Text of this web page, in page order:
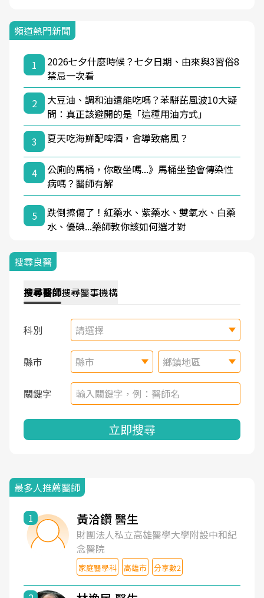
頻道熱門新聞
1
2026七夕什麼時候？七夕日期、由來與3習俗8
禁忌一次看
2
大豆油、調和油還能吃嗎？苯駢芘風波10大疑
問：真正該避開的是「這種用油方式」
3
夏天吃海鮮配啤酒，會導致痛風？
4
公廁的馬桶，你敢坐嗎...》馬桶坐墊會傳染性
病嗎？醫師有解
5
跌倒擦傷了！紅藥水、紫藥水、雙氧水、白藥
水、優碘...藥師教你該如何選才對
搜尋良醫
搜尋醫師搜尋醫事機構
科別 請選擇
縣市 縣市 鄉鎮地區
關鍵字
立即搜尋
最多人推薦醫師
1 黃洽鑽 醫生
財團法人私立高雄醫學大學附設中和紀
念醫院
家庭醫學科 高雄市 分享數2